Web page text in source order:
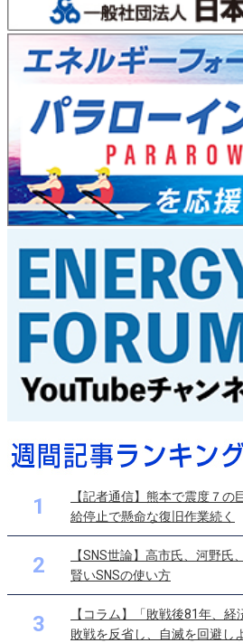
1
【記者通信】熊本で震度７
給停止で懸命な復旧作業続く
2
【SNS世論】高市氏、河野
賢いSNSの使い方
3
【コラム】「敗戦後81年、
敗戦を反省し、自滅を回避し